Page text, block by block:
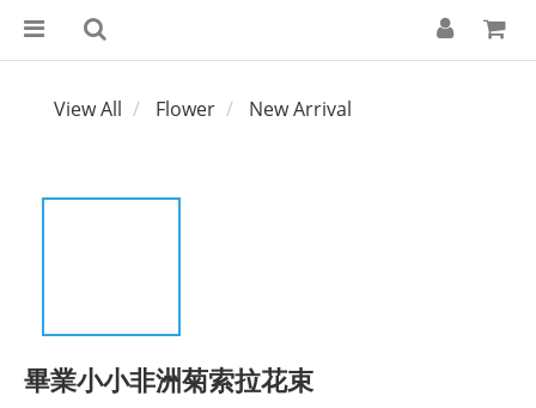
View All Flower New Arrival
畢業小小非洲菊索拉花束